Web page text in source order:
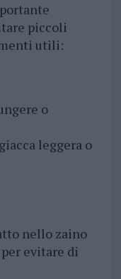
piccoli
utili:
o
leggera o
nello zaino
evitare di